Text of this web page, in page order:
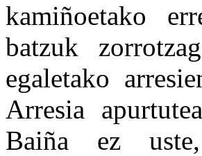
kamiñoetako
batzuk
egaletako
Arresia
Baiña ez